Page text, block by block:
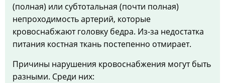
(полная) или субтотальная (почти полная)
непроходимость артерий, которые
кровоснабжают головку бедра. Из-за недостатка
питания костная ткань постепенно отмирает.
Причины нарушения кровоснабжения могут быть
разными. Среди них: